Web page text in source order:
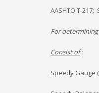
AASHTO T-217;
For
Consist of:
Speedy Gauge